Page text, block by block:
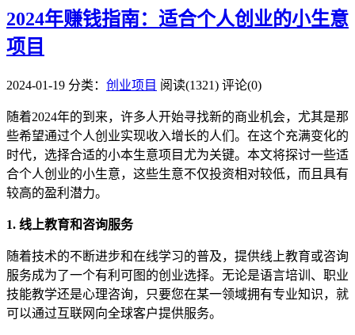
2024年赚钱指南：适合个人创业的小生意
项目
2024-01-19 分类： 创业项目 阅读(1321) 评论(0)
随着2024年的到来，许多人开始寻找新的商业机会，尤其是那
些希望通过个人创业实现收入增长的人们。在这个充满变化的
时代，选择合适的小本生意项目尤为关键。本文将探讨一些适
合个人创业的小生意，这些生意不仅投资相对较低，而且具有
较高的盈利潜力。
1. 线上教育和咨询服务
随着技术的不断进步和在线学习的普及，提供线上教育或咨询
服务成为了一个有利可图的创业选择。无论是语言培训、职业
技能教学还是心理咨询，只要您在某一领域拥有专业知识，就
可以通过互联网向全球客户提供服务。